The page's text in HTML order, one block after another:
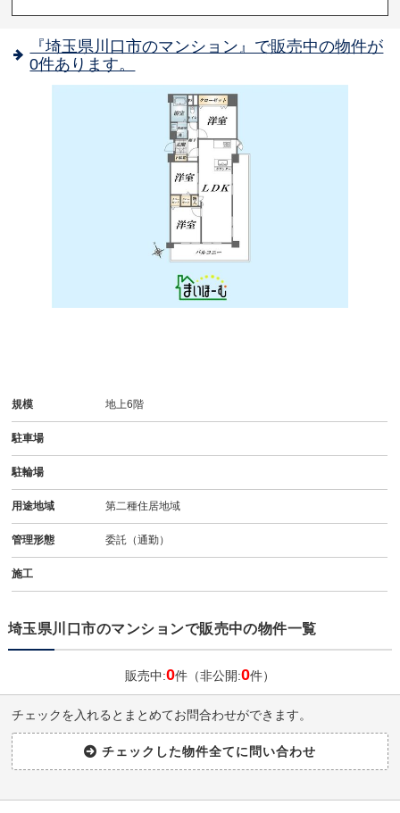
『埼玉県川口市のマンション』で販売中の物件が
0件あります。
規模 地上6階
駐車場
駐輪場
用途地域 第二種住居地域
管理形態 委託（通勤）
施工
埼玉県川口市のマンションで販売中の物件一覧
販売中:0件（非公開:0件）
チェックを入れるとまとめてお問合わせができます。